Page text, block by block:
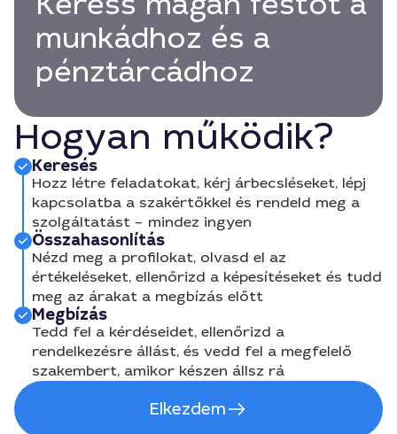
munkádhoz és a
pénztárcádhoz
Hogyan működik?
Keresés
Hozz létre feladatokat, kérj árbecsléseket, lépj
kapcsolatba a szakértőkkel és rendeld meg a
szolgáltatást – mindez ingyen
Összahasonlítás
Nézd meg a profilokat, olvasd el az
értékeléseket, ellenőrizd a képesítéseket és tudd
meg az árakat a megbízás előtt
Megbízás
Tedd fel a kérdéseidet, ellenőrizd a
rendelkezésre állást, és vedd fel a megfelelő
szakembert, amikor készen állsz rá
Elkezdem